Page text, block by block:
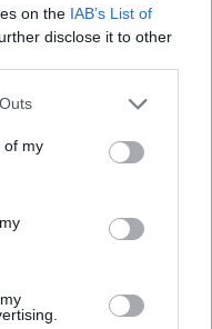
on the IAB’s List of
disclose it to other
one or more Google
You may click to
its third-party tags to
in below Google
of my
reCAPTCHA, ισχύουν
Google.
News
και τα